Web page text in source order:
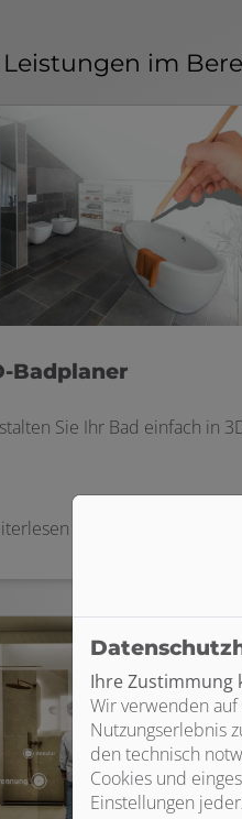
Leistungen im
Badplaner
Sie Ihr Bad einfach in
Ihre Zustimmung
Wir verwenden
Nutzungserlebnis
den technisch
Cookies und
Einstellungen